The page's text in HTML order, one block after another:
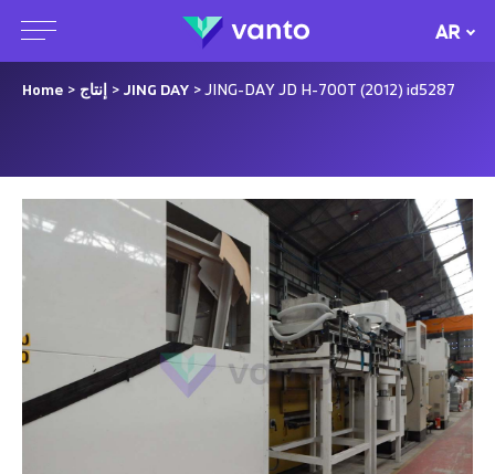
AR
Home > إنتاج > JING DAY > JING-DAY JD H-700T (2012) id5287